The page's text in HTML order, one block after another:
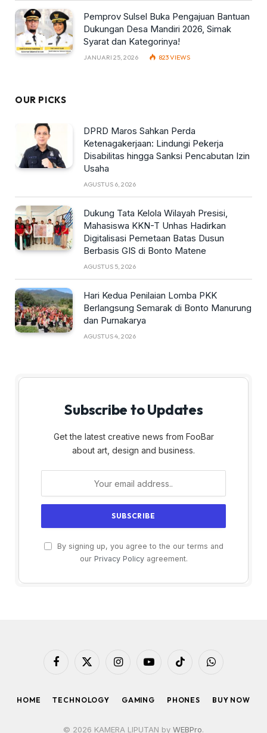
Pemprov Sulsel Buka Pengajuan Bantuan
Dukungan Desa Mandiri 2026, Simak
Syarat dan Kategorinya!
JANUARI 25, 2026 823VIEWS
OUR PICKS
DPRD Maros Sahkan Perda
Ketenagakerjaan: Lindungi Pekerja
Disabilitas hingga Sanksi Pencabutan Izin
Usaha
AGUSTUS 6, 2026
Dukung Tata Kelola Wilayah Presisi,
Mahasiswa KKN-T Unhas Hadirkan
Digitalisasi Pemetaan Batas Dusun
Berbasis GIS di Bonto Matene
AGUSTUS 5, 2026
Hari Kedua Penilaian Lomba PKK
Berlangsung Semarak di Bonto Manurung
dan Purnakarya
AGUSTUS 4, 2026
Subscribe to Updates
Get the latest creative news from FooBar
about art, design and business.
By signing up, you agree to the our terms and
our Privacy Policyagreement.
Facebook
X
InstagramYouTubeTikTok WhatsApp
HOME TECHNOLOGY GAMING PHONES BUY NOW
© 2026 KAMERA LIPUTAN by WEBPro.